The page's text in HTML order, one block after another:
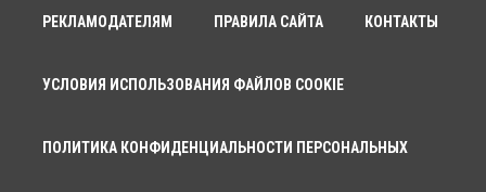
области получили повышенные пенсии
Финансы
06 Августа 2026, 15:53
РЕКЛАМОДАТЕЛЯМ ПРАВИЛА САЙТА КОНТАКТЫ
УСЛОВИЯ ИСПОЛЬЗОВАНИЯ ФАЙЛОВ COOKIE
ПОЛИТИКА КОНФИДЕНЦИАЛЬНОСТИ ПЕРСОНАЛЬНЫХ